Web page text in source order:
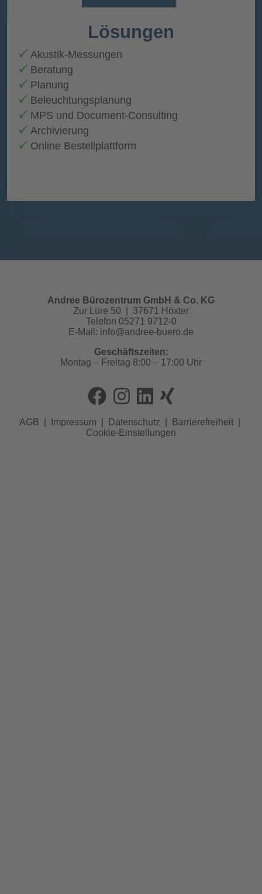
Lösungen
Akustik-Messungen
Beratung
Planung
Beleuchtungsplanung
MPS und Document-Consulting
Archivierung
Online Bestellplattform
Andree Bürozentrum GmbH & Co. KG
Zur Lüre 50 | 37671 Höxter
Telefon 05271 9712-0
E-Mail: info@andree-buero.de
Geschäftszeiten:
Montag – Freitag 8:00 – 17:00 Uhr
AGB Impressum Datenschutz Barrierefreiheit
Cookie-Einstellungen